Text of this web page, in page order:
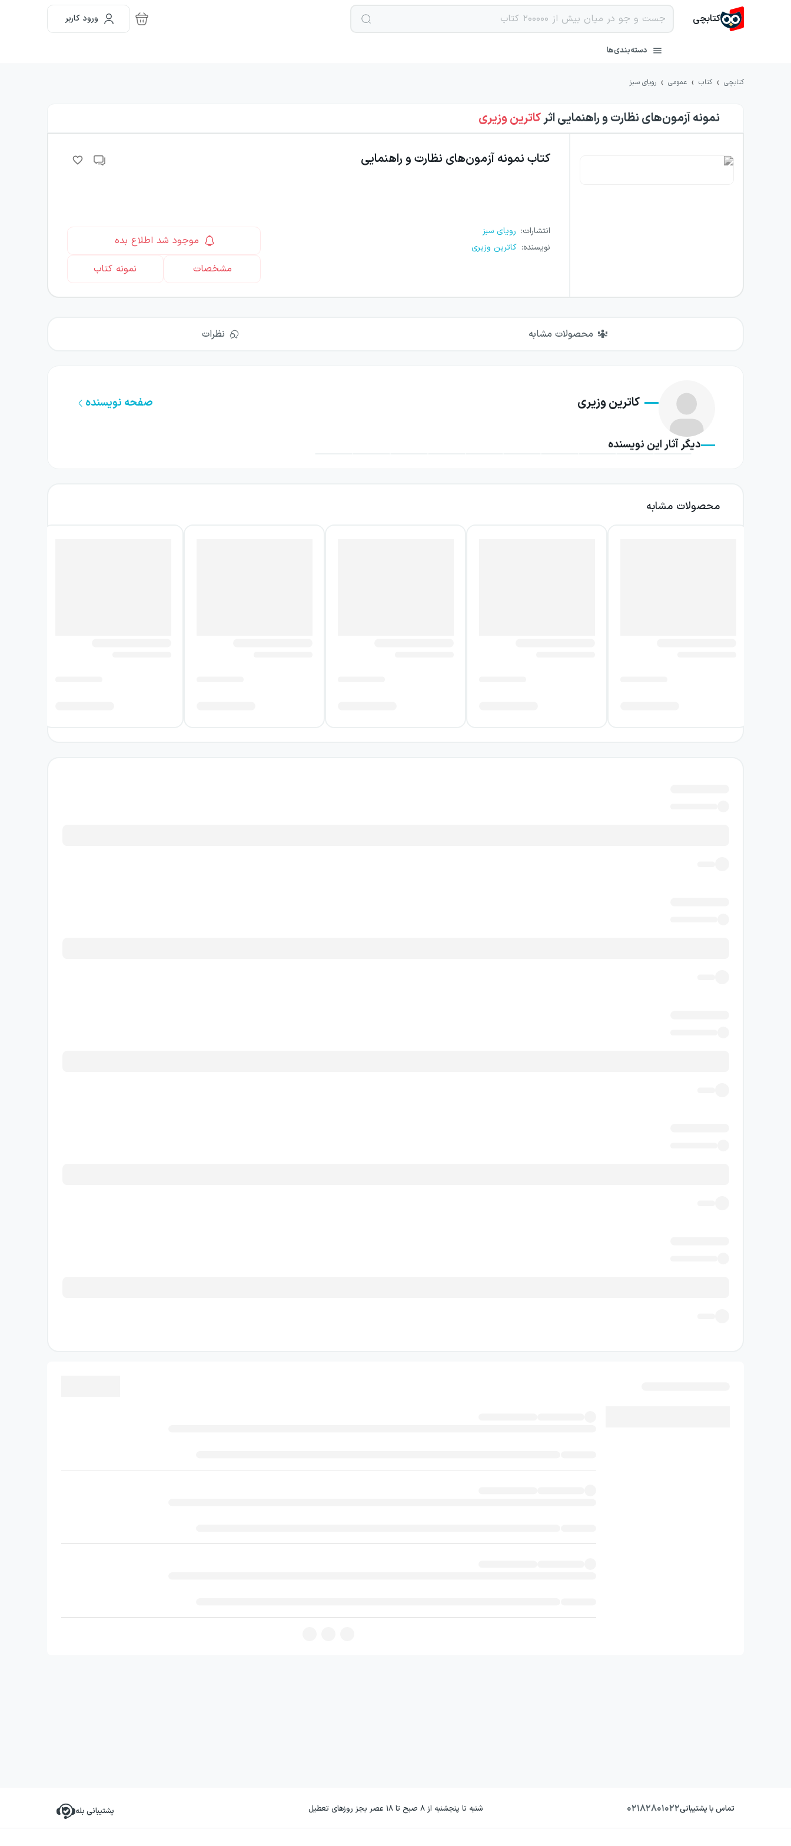
کتابچی ورود کاربر
دسته‌بندی‌ها
کتابچی › کتاب › عمومی › رویای سبز
نمونه آزمون‌های نظارت و راهنماییاثرکاترین وزیری
کتاب نمونه آزمون‌های نظارت و راهنمایی
انتشارات: رویای سبز
نویسنده: کاترین وزیری
موجود شد اطلاع بده
مشخصات
نمونه کتاب
محصولات مشابه نظرات
کاترین وزیری صفحه نویسنده
دیگر آثار این نویسنده
محصولات مشابه
تماس با پشتیبانی۰۲۱۸۲۸۰۱۰۲۲ شنبه تا پنجشنبه از ۸ صبح تا ۱۸ عصر بجز روزهای تعطیل پشتیبانی بله